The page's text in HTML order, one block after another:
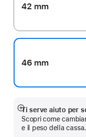
42 mm
46 mm
Ti serve aiuto per
Scopri come
e il peso della cassa.
Mostra
di
più